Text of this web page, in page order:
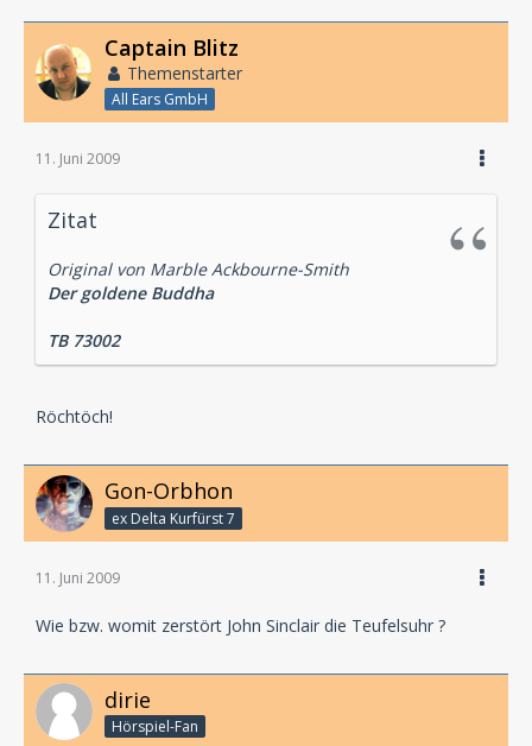
Captain Blitz
Themenstarter
All Ears GmbH
11. Juni 2009
Zitat
Original von Marble Ackbourne-Smith
Der goldene Buddha
TB 73002
Röchtöch!
Gon-Orbhon
ex Delta Kurfürst 7
11. Juni 2009
Wie bzw. womit zerstört John Sinclair die Teufelsuhr ?
dirie
Hörspiel-Fan